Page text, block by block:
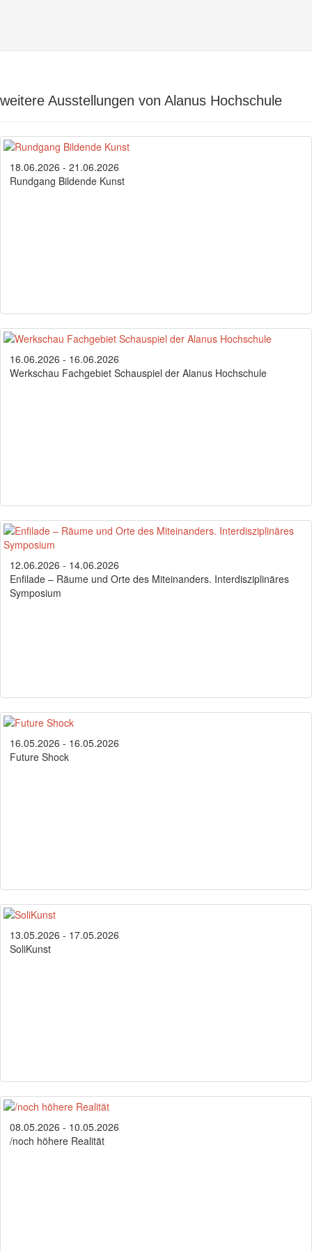
weitere Ausstellungen von Alanus Hochschule
18.06.2026 - 21.06.2026
Rundgang Bildende Kunst
16.06.2026 - 16.06.2026
Werkschau Fachgebiet Schauspiel der Alanus Hochschule
12.06.2026 - 14.06.2026
Enfilade – Räume und Orte des Miteinanders. Interdisziplinäres
Symposium
16.05.2026 - 16.05.2026
Future Shock
13.05.2026 - 17.05.2026
SoliKunst
08.05.2026 - 10.05.2026
/noch höhere Realität